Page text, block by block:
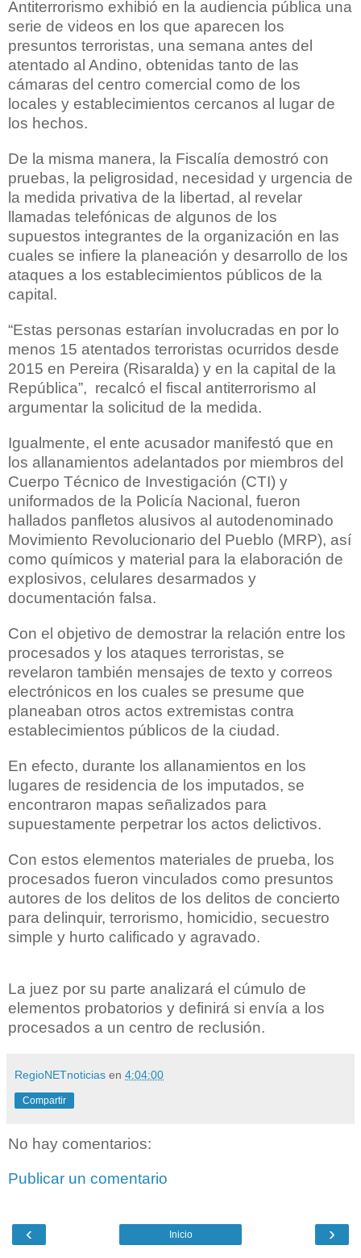
Antiterrorismo exhibió en la audiencia pública una
serie de videos en los que aparecen los
presuntos terroristas, una semana antes del
atentado al Andino, obtenidas tanto de las
cámaras del centro comercial como de los
locales y establecimientos cercanos al lugar de
los hechos.
De la misma manera, la Fiscalía demostró con
pruebas, la peligrosidad, necesidad y urgencia de
la medida privativa de la libertad, al revelar
llamadas telefónicas de algunos de los
supuestos integrantes de la organización en las
cuales se infiere la planeación y desarrollo de los
ataques a los establecimientos públicos de la
capital.
“Estas personas estarían involucradas en por lo
menos 15 atentados terroristas ocurridos desde
2015 en Pereira (Risaralda) y en la capital de la
República”, recalcó el fiscal antiterrorismo al
argumentar la solicitud de la medida.
Igualmente, el ente acusador manifestó que en
los allanamientos adelantados por miembros del
Cuerpo Técnico de Investigación (CTI) y
uniformados de la Policía Nacional, fueron
hallados panfletos alusivos al autodenominado
Movimiento Revolucionario del Pueblo (MRP), así
como químicos y material para la elaboración de
explosivos, celulares desarmados y
documentación falsa.
Con el objetivo de demostrar la relación entre los
procesados y los ataques terroristas, se
revelaron también mensajes de texto y correos
electrónicos en los cuales se presume que
planeaban otros actos extremistas contra
establecimientos públicos de la ciudad.
En efecto, durante los allanamientos en los
lugares de residencia de los imputados, se
encontraron mapas señalizados para
supuestamente perpetrar los actos delictivos.
Con estos elementos materiales de prueba, los
procesados fueron vinculados como presuntos
autores de los delitos de los delitos de concierto
para delinquir, terrorismo, homicidio, secuestro
simple y hurto calificado y agravado.
La juez por su parte analizará el cúmulo de
elementos probatorios y definirá si envía a los
procesados a un centro de reclusión.
RegioNETnoticias en 4:04:00
Compartir
No hay comentarios:
Publicar un comentario
‹ ›
Inicio